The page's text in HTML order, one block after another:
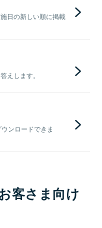
日の新しい順に掲載
えします。
ンロードできま
客さま向け